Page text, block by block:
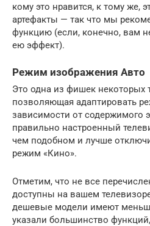
кому это нравится, к тому же,
артефакты — так что мы
функцию (если, конечно, вам
ею эффект).
Режим изображения Авто
Это одна из фишек некоторых
позволяющая адаптировать
зависимости от содержимого
правильно настроенный
чем подобном и лучше
режим «Кино».
Отметим, что не все
доступны на вашем
дешевые модели имеют
указали большинство